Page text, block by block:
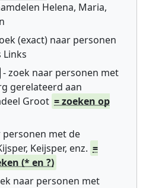
Helena, Maria,
(exact) naar personen
Links
- zoek naar personen met
gerelateerd aan
Groot = zoeken op
personen met de
Keijsper, enz. =
(* en ?)
naar personen met